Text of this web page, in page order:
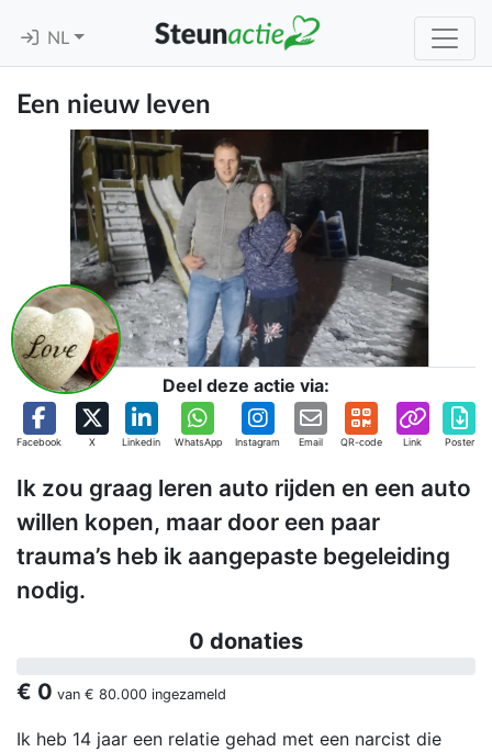
NL
Een nieuw leven
Deel deze actie via:
Facebook X Linkedin WhatsApp Instagram Email QR-code Link Poster
Ik zou graag leren auto rijden en een auto
willen kopen, maar door een paar
trauma’s heb ik aangepaste begeleiding
nodig.
0 donaties
€ 0 van € 80.000 ingezameld
Ik heb 14 jaar een relatie gehad met een narcist die